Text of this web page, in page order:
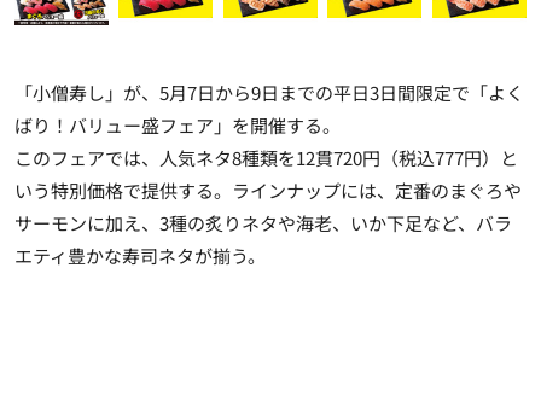
「小僧寿し」が、5月7日から9日までの平日3日間限定で「よく
ばり！バリュー盛フェア」を開催する。
このフェアでは、人気ネタ8種類を12貫720円（税込777円）と
いう特別価格で提供する。ラインナップには、定番のまぐろや
サーモンに加え、3種の炙りネタや海老、いか下足など、バラ
エティ豊かな寿司ネタが揃う。